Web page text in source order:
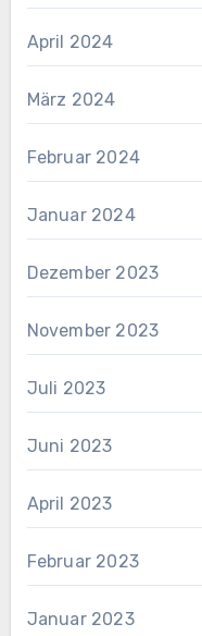
April 2024
März 2024
Februar 2024
Januar 2024
Dezember 2023
November 2023
Juli 2023
Juni 2023
April 2023
Februar 2023
Januar 2023